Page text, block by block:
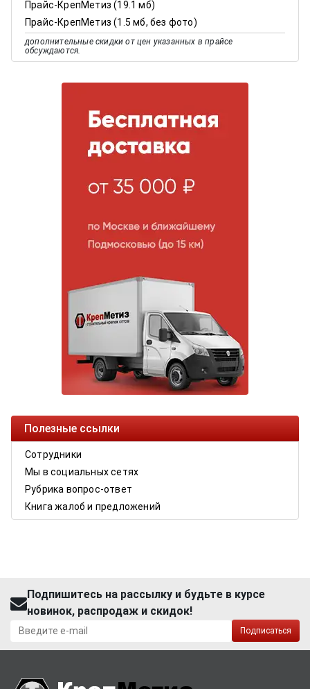
Прайс-КрепМетиз (19.1 мб)
Прайс-КрепМетиз (1.5 мб, без фото)
дополнительные скидки от цен указанных в прайсе
обсуждаются.
Полезные ссылки
Сотрудники
Мы в социальных сетях
Рубрика вопрос-ответ
Книга жалоб и предложений
Подпишитесь на рассылку и будьте в курсе
новинок, распродаж и скидок!
Подписаться